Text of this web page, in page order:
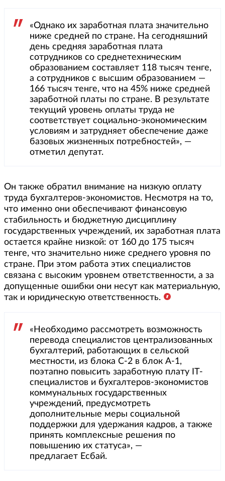
«Однако их заработная плата значительно
ниже средней по стране. На сегодняшний
день средняя заработная плата
сотрудников со среднетехническим
образованием составляет 118 тысяч тенге,
а сотрудников с высшим образованием —
166 тысяч тенге, что на 45% ниже средней
заработной платы по стране. В результате
текущий уровень оплаты труда не
соответствует социально-экономическим
условиям и затрудняет обеспечение даже
базовых жизненных потребностей», —
отметил депутат.
Он также обратил внимание на низкую оплату
труда бухгалтеров-экономистов. Несмотря на то,
что именно они обеспечивают финансовую
стабильность и бюджетную дисциплину
государственных учреждений, их заработная плата
остается крайне низкой: от 160 до 175 тысяч
тенге, что значительно ниже среднего уровня по
стране. При этом работа этих специалистов
связана с высоким уровнем ответственности, а за
допущенные ошибки они несут как материальную,
так и юридическую ответственность.
«Необходимо рассмотреть возможность
перевода специалистов централизованных
бухгалтерий, работающих в сельской
местности, из блока С-2 в блок А-1,
поэтапно повысить заработную плату IT-
специалистов и бухгалтеров-экономистов
коммунальных государственных
учреждений, предусмотреть
дополнительные меры социальной
поддержки для удержания кадров, а также
принять комплексные решения по
повышению их статуса», —
предлагает Есбай.